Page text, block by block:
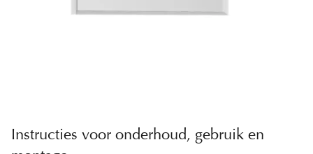
Instructies voor onderhoud, gebruik en